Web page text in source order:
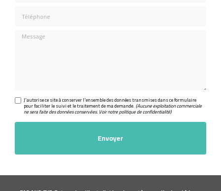
Message
J'autorise ce site à conserver l'ensemble des données transmises dans ce formulaire
pour faciliter le suivi et le traitement de ma demande. (Aucune exploitation commerciale
ne sera faite des données conservées. Voir notrepolitique de confidentialité)